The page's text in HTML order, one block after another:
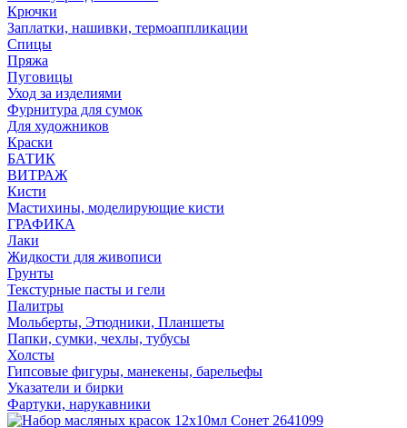
Крючки
Заплатки, нашивки, термоаппликации
Спицы
Пряжа
Пуговицы
Уход за изделиями
Фурнитура для сумок
Для художников
Краски
БАТИК
ВИТРАЖ
Кисти
Мастихины, моделирующие кисти
ГРАФИКА
Лаки
Жидкости для живописи
Грунты
Текстурные пасты и гели
Палитры
Мольберты, Этюдники, Планшеты
Папки, сумки, чехлы, тубусы
Холсты
Гипсовые фигуры, манекены, барельефы
Указатели и бирки
Фартуки, нарукавники